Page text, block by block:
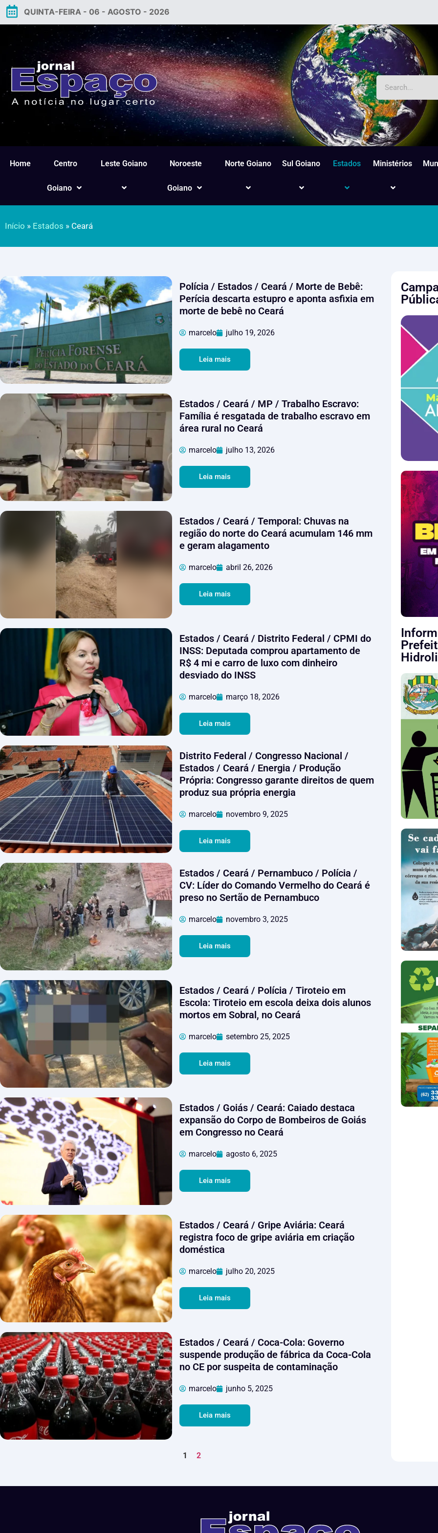
QUINTA-FEIRA - 06 - AGOSTO - 2026
Home Centro
Goiano
Leste Goiano Noroeste
Goiano
Norte Goiano Sul Goiano Estados Ministérios
Início » Estados » Ceará
Polícia / Estados / Ceará / Morte de Bebê:
Perícia descarta estupro e aponta asfixia em
morte de bebê no Ceará
marcelo julho 19, 2026
Leia mais
Estados / Ceará / MP / Trabalho Escravo:
Família é resgatada de trabalho escravo em
área rural no Ceará
marcelo julho 13, 2026
Leia mais
Estados / Ceará / Temporal: Chuvas na
região do norte do Ceará acumulam 146 mm
e geram alagamento
marcelo abril 26, 2026
Leia mais
Estados / Ceará / Distrito Federal / CPMI do
INSS: Deputada comprou apartamento de
R$ 4 mi e carro de luxo com dinheiro
desviado do INSS
marcelo março 18, 2026
Leia mais
Distrito Federal / Congresso Nacional /
Estados / Ceará / Energia / Produção
Própria: Congresso garante direitos de quem
produz sua própria energia
marcelo novembro 9, 2025
Leia mais
Estados / Ceará / Pernambuco / Polícia /
CV: Líder do Comando Vermelho do Ceará é
preso no Sertão de Pernambuco
marcelo novembro 3, 2025
Leia mais
Estados / Ceará / Polícia / Tiroteio em
Escola: Tiroteio em escola deixa dois alunos
mortos em Sobral, no Ceará
marcelo setembro 25, 2025
Leia mais
Estados / Goiás / Ceará: Caiado destaca
expansão do Corpo de Bombeiros de Goiás
em Congresso no Ceará
marcelo agosto 6, 2025
Leia mais
Estados / Ceará / Gripe Aviária: Ceará
registra foco de gripe aviária em criação
doméstica
marcelo julho 20, 2025
Leia mais
Estados / Ceará / Coca-Cola: Governo
suspende produção de fábrica da Coca-Cola
no CE por suspeita de contaminação
marcelo junho 5, 2025
Leia mais
1 2